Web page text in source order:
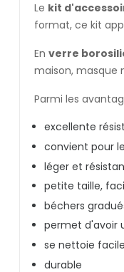
Le kit
format, ce kit
En verre
maison, masque
Parmi les
excellente
convient pour
léger et
petite taille,
béchers
permet d'avoir
se nettoie
durable